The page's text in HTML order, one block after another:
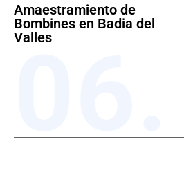
Amaestramiento de
Bombines en Badia del
Valles